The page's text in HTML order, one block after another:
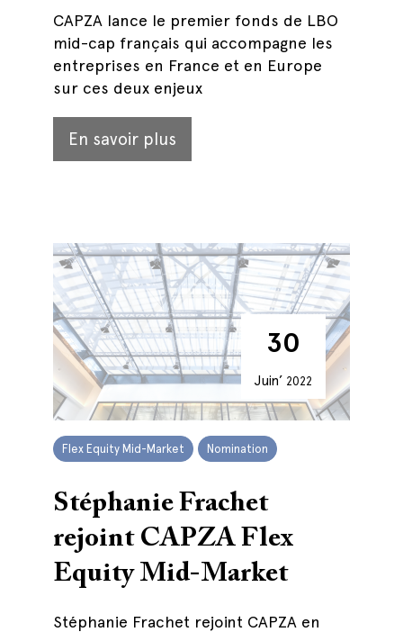
CAPZA lance le premier fonds de LBO
mid-cap français qui accompagne les
entreprises en France et en Europe
sur ces deux enjeux
En savoir plus
30
Juin’ 2022
Flex Equity Mid-Market Nomination
Stéphanie Frachet
rejoint CAPZA Flex
Equity Mid-Market
Stéphanie Frachet rejoint CAPZA en